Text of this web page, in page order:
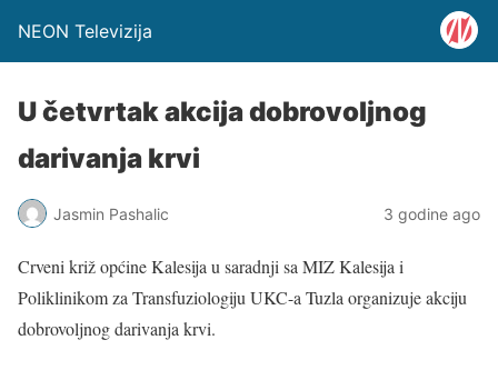
NEON Televizija
U četvrtak akcija dobrovoljnog
darivanja krvi
Jasmin Pashalic 3 godine ago
Crveni križ općine Kalesija u saradnji sa MIZ Kalesija i
Poliklinikom za Transfuziologiju UKC-a Tuzla organizuje akciju
dobrovoljnog darivanja krvi.